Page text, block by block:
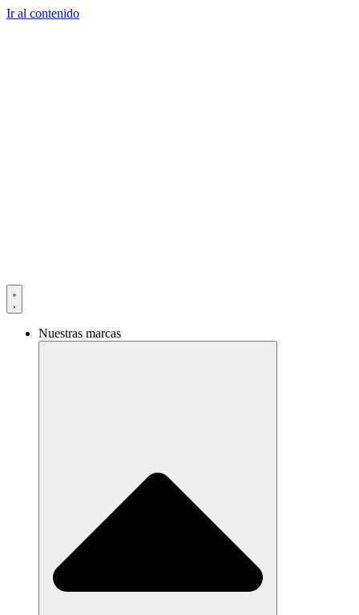
Ir al contenido
Nuestras marcas